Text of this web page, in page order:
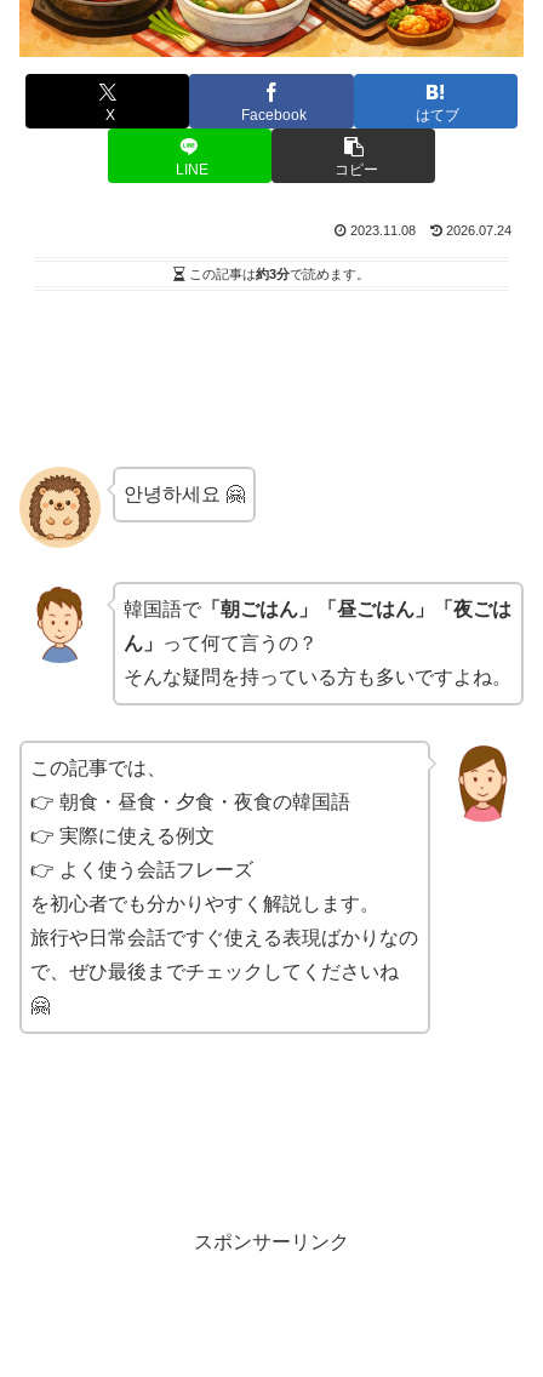
X Facebook はてブ
LINE コピー
2023.11.08 2026.07.24
この記事は約3分で読めます。
안녕하세요 🤗
韓国語で「朝ごはん」「昼ごはん」「夜ごは
ん」
って何て言うの？
そんな疑問を持っている方も多いですよね。
この記事では、
👉 朝食・昼食・夕食・夜食の韓国語
👉 実際に使える例文
👉 よく使う会話フレーズ
を初心者でも分かりやすく解説します。
旅行や日常会話ですぐ使える表現ばかりなの
で、ぜひ最後までチェックしてくださいね
🤗
スポンサーリンク